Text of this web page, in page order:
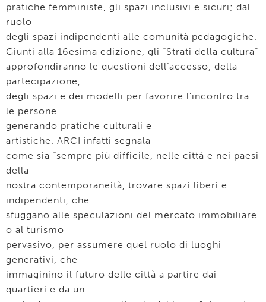
pratiche femministe, gli spazi inclusivi e sicuri; dal
ruolo
degli spazi indipendenti alle comunità pedagogiche.
Giunti alla 16esima edizione, gli “Strati della cultura”
approfondiranno le questioni dell’accesso, della
partecipazione,
degli spazi e dei modelli per favorire l’incontro tra
le persone
generando pratiche culturali e
artistiche. ARCI infatti segnala
come sia “sempre più difficile, nelle città e nei paesi
della
nostra contemporaneità, trovare spazi liberi e
indipendenti, che
sfuggano alle speculazioni del mercato immobiliare
o al turismo
pervasivo, per assumere quel ruolo di luoghi
generativi, che
immaginino il futuro delle città a partire dai
quartieri e da un